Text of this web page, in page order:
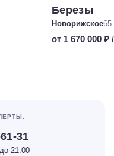
Березы
Новорижское
от 1 670 000 ₽
31
21:00